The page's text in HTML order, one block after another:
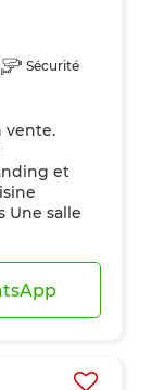
Sécurité
vente.
et
Une salle